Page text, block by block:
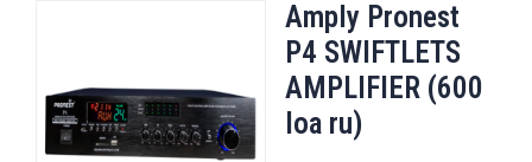
Amply Pronest
P4 SWIFTLETS
AMPLIFIER (600
loa ru)